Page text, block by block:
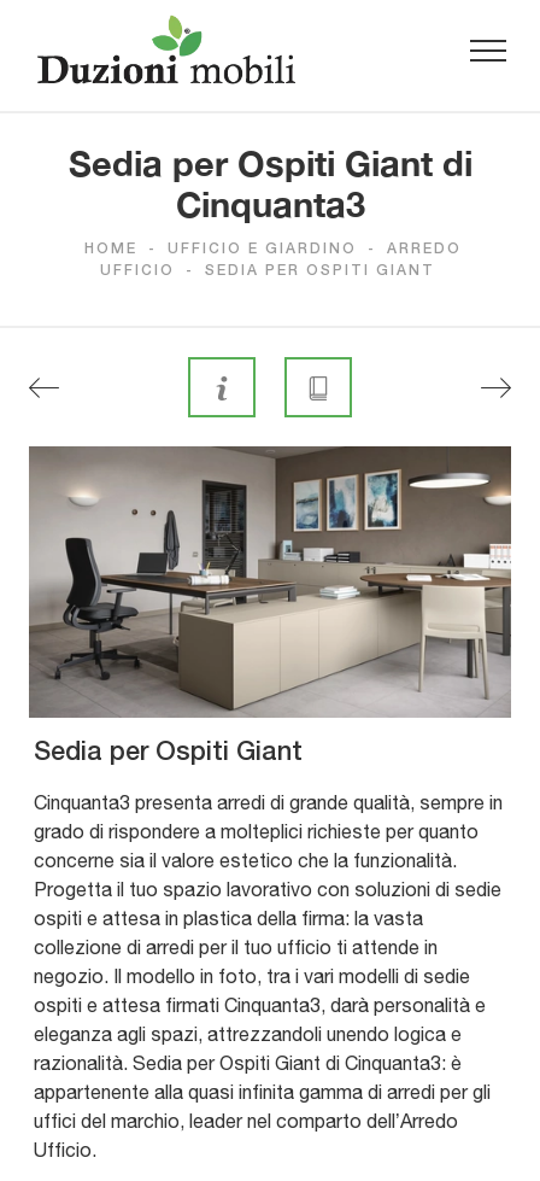
Sedia per Ospiti Giant di
Cinquanta3
HOME - UFFICIO E GIARDINO -
ARREDO
UFFICIO
- SEDIA PER OSPITI GIANT
Sedia per Ospiti Giant
Cinquanta3 presenta arredi di grande qualità, sempre in
grado di rispondere a molteplici richieste per quanto
concerne sia il valore estetico che la funzionalità.
Progetta il tuo spazio lavorativo con soluzioni di sedie
ospiti e attesa in plastica della firma: la vasta
collezione di arredi per il tuo ufficio ti attende in
negozio. Il modello in foto, tra i vari modelli di sedie
ospiti e attesa firmati Cinquanta3, darà personalità e
eleganza agli spazi, attrezzandoli unendo logica e
razionalità. Sedia per Ospiti Giant di Cinquanta3: è
appartenente alla quasi infinita gamma di arredi per gli
uffici del marchio, leader nel comparto dell’Arredo
Ufficio.